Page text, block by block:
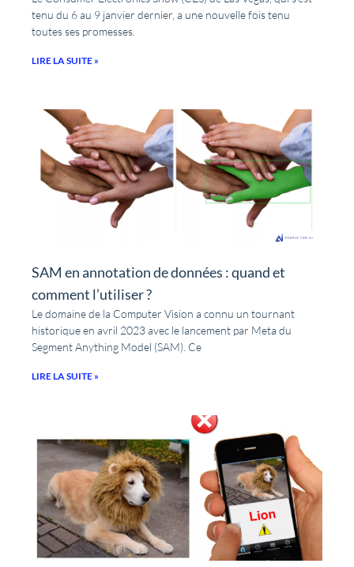
tenu du 6 au 9 janvier dernier, a une nouvelle fois tenu
toutes ses promesses.
LIRE LA SUITE »
SAM en annotation de données : quand et
comment l’utiliser ?
Le domaine de la Computer Vision a connu un tournant
historique en avril 2023 avec le lancement par Meta du
Segment Anything Model (SAM). Ce
LIRE LA SUITE »